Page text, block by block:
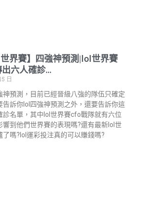
界賽】四強神預測|lol世界賽
六人確診…
日
神預測，目前已經晉級八強的隊伍只確定
告訴你lol四強神預測之外，還要告訴你這
診名單，其中lol世界賽cfo戰隊就有六位
響到他們世界賽的表現嗎?還有最新lol世
了嗎?lol運彩投注真的可以賺錢嗎?